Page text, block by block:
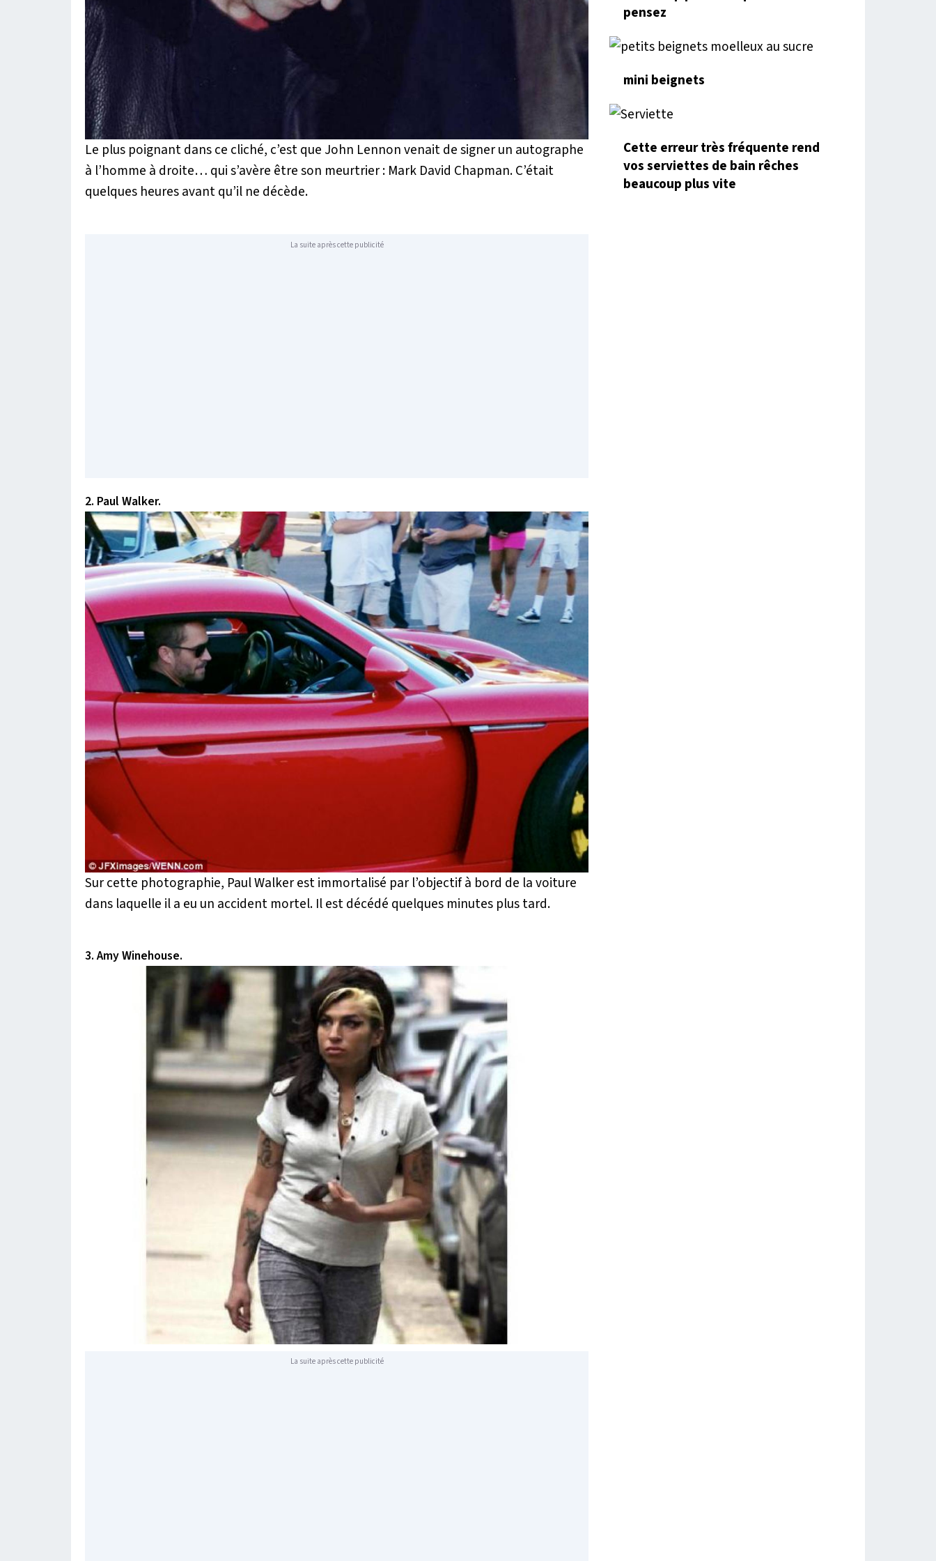
Le plus poignant dans ce cliché, c’est que John Lennon venait de signer un autographe
à l’homme à droite… qui s’avère être son meurtrier : Mark David Chapman. C’était
quelques heures avant qu’il ne décède.
La suite après cette publicité
2. Paul Walker.
Sur cette photographie, Paul Walker est immortalisé par l’objectif à bord de la voiture
dans laquelle il a eu un accident mortel. Il est décédé quelques minutes plus tard.
3. Amy Winehouse.
La suite après cette publicité
pensez
mini beignets
Cette erreur très fréquente rend
vos serviettes de bain rêches
beaucoup plus vite